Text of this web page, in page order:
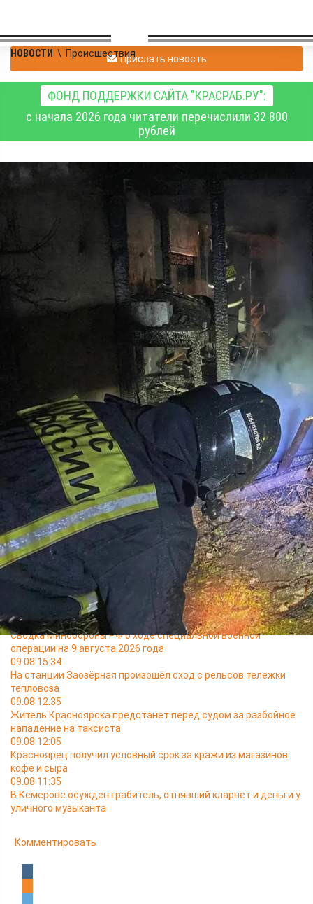
НОВОСТИ \ ПроисшествияПрислать новость
ФОНД ПОДДЕРЖКИ САЙТА "КРАСРАБ.РУ":
с начала 2026 года читатели перечислили 32 800
рублей
Нарушения при
строительстве
дымохода привели к
пожару в абаканской
бане
17.06.2026 08:21
445
Вчера вечером в столице Хакасии пожар произошёл в бане.
Через 10 минут, когда огнеборцы прибыли к месту вызова, из-
под крыши шёл дым, площадь пожара составляла семь
квадратных метров.
К возгоранию привело малое расстояние от дымохода до
конструкций постройки.
Читайте также
09.08 16:30
Сводка Минобороны РФ о ходе специальной военной
операции на 9 августа 2026 года
09.08 15:34
На станции Заозёрная произошёл сход с рельсов тележки
тепловоза
09.08 12:35
Житель Красноярска предстанет перед судом за разбойное
нападение на таксиста
09.08 12:05
Красноярец получил условный срок за кражи из магазинов
кофе и сыра
09.08 11:35
В Кемерове осужден грабитель, отнявший кларнет и деньги у
уличного музыканта
Комментировать